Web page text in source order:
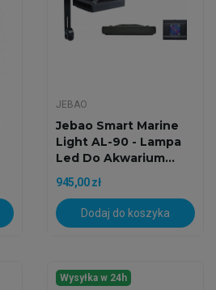
JEBAO
Jebao Smart Marine
Light AL-90 - Lampa
Led Do Akwarium...
945,00 zł
Dodaj do koszyka
Wysyłka w 24h